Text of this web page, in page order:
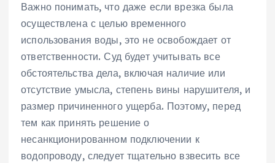
Важно понимать, что даже если врезка была
осуществлена с целью временного
использования воды, это не освобождает от
ответственности. Суд будет учитывать все
обстоятельства дела, включая наличие или
отсутствие умысла, степень вины нарушителя, и
размер причиненного ущерба. Поэтому, перед
тем как принять решение о
несанкционированном подключении к
водопроводу, следует тщательно взвесить все